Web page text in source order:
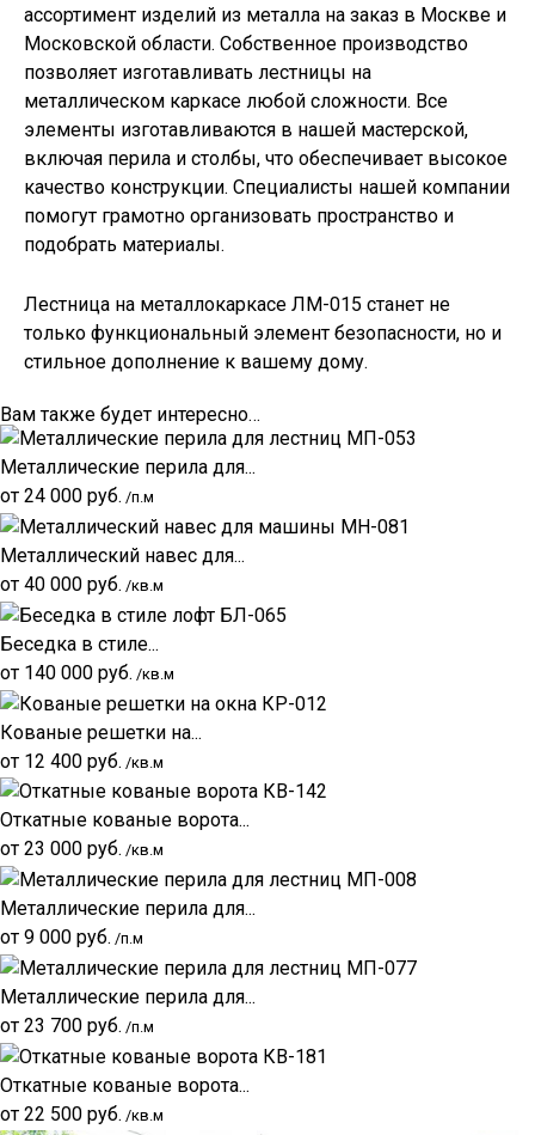
ассортимент изделий из металла на заказ в Москве и
Московской области. Собственное производство
позволяет изготавливать лестницы на
металлическом каркасе любой сложности. Все
элементы изготавливаются в нашей мастерской,
включая перила и столбы, что обеспечивает высокое
качество конструкции. Специалисты нашей компании
помогут грамотно организовать пространство и
подобрать материалы.
Лестница на металлокаркасе ЛМ-015 станет не
только функциональный элемент безопасности, но и
стильное дополнение к вашему дому.
Вам также будет интересно…
Металлические перила для...
от 24 000 руб. /п.м
Металлический навес для...
от 40 000 руб. /кв.м
Беседка в стиле...
от 140 000 руб. /кв.м
Кованые решетки на...
от 12 400 руб. /кв.м
Откатные кованые ворота...
от 23 000 руб. /кв.м
Металлические перила для...
от 9 000 руб. /п.м
Металлические перила для...
от 23 700 руб. /п.м
Откатные кованые ворота...
от 22 500 руб. /кв.м